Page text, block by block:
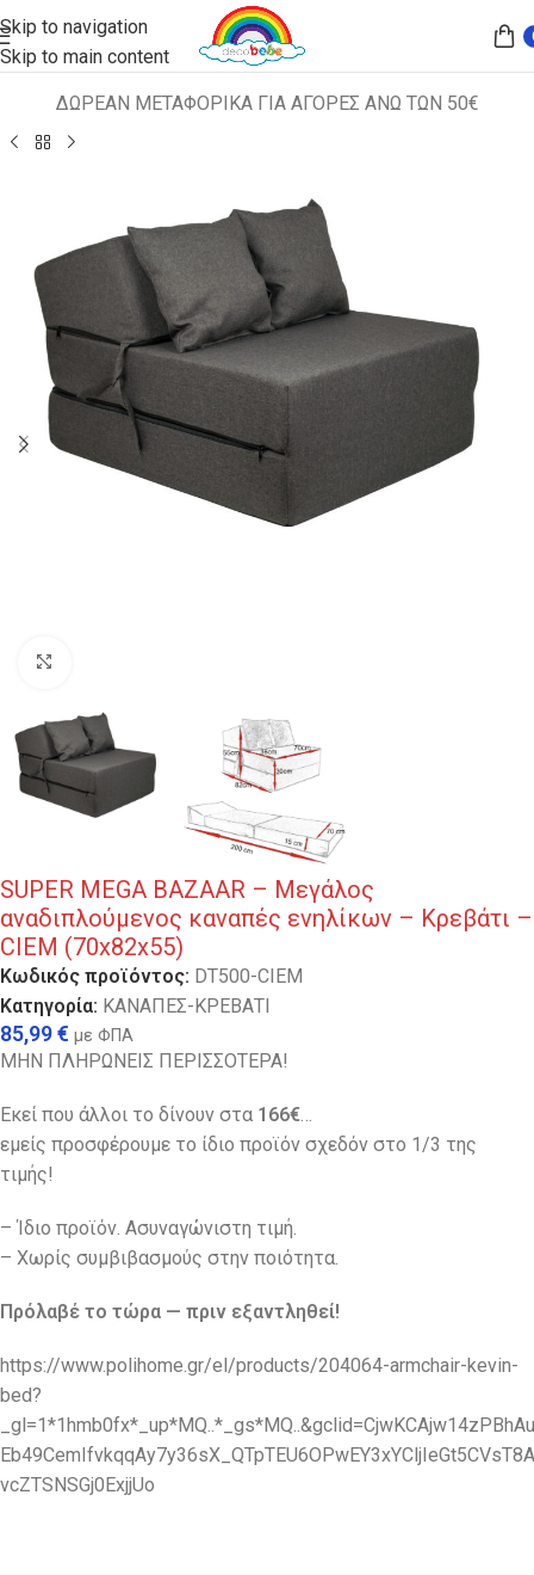
Skip to navigation
Skip to main content
ΔΩΡΕΑΝ ΜΕΤΑΦΟΡΙΚΑ ΓΙΑ ΑΓΟΡΕΣ ΑΝΩ ΤΩΝ 50€
Αρχική σελίδα ΠΑΙΔΙΚΑ ΚΑΘΙΣΜΑΤΑ ΚΑΝΑΠΕΣ-ΚΡΕΒΑΤΙ
SUPER MEGA BAZAAR – Μεγάλος
αναδιπλούμενος καναπές ενηλίκων – Κρεβάτι –
CIEM (70x82x55)
Κωδικός προϊόντος: DT500-CIEM
Κατηγορία: ΚΑΝΑΠΕΣ-ΚΡΕΒΑΤΙ
85,99€ με ΦΠΑ
ΜΗΝ ΠΛΗΡΩΝΕΙΣ ΠΕΡΙΣΣΟΤΕΡΑ!
Εκεί που άλλοι το δίνουν στα 166€
εμείς προσφέρουμε το ίδιο προϊόν σχεδόν στο 1/3 της
τιμής!
– Ίδιο προϊόν. Ασυναγώνιστη τιμή.
– Χωρίς συμβιβασμούς στην ποιότητα.
Πρόλαβέ το τώρα — πριν εξαντληθεί!
https://www.polihome.gr/el/products/204064-armchair-kevin-
bed?
vcZTSNSGj0ExjjUo